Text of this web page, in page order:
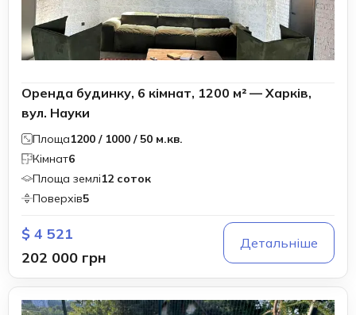
Оренда будинку, 6 кімнат, 1200 м² — Харків,
вул. Науки
Площа1200 / 1000 / 50 м.кв.
Кімнат6
Площа землі12 соток
Поверхів5
$ 4 521
202 000 грн
Детальніше